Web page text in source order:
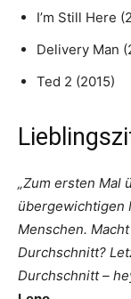
I’m Still Here
Delivery Man
Ted 2 (2015)
„Zum ersten Mal
übergewichtigen
Menschen.
Durchschnitt?
Durchschnitt –